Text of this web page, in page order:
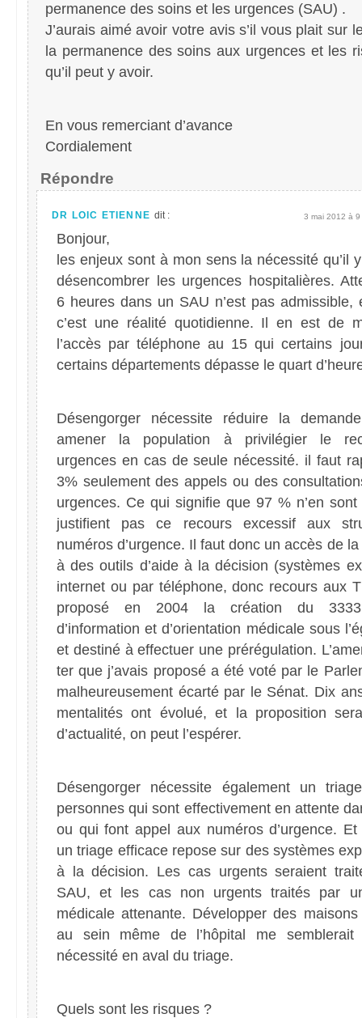
permanence des soins et les urgences (SAU) .
J’aurais aimé avoir votre avis s’il vous plait sur
la permanence des soins aux urgences et les
qu’il peut y avoir.
En vous remerciant d’avance
Cordialement
Répondre
DR LOIC ETIENNE dit : 3 mai 2012 à 9
Bonjour,
les enjeux sont à mon sens la nécessité qu’il
désencombrer les urgences hospitalières.
6 heures dans un SAU n’est pas admissible,
c’est une réalité quotidienne. Il en est de
l’accès par téléphone au 15 qui certains
certains départements dépasse le quart
Désengorger nécessite réduire la
amener la population à privilégier le
urgences en cas de seule nécessité. il faut
3% seulement des appels ou des
urgences. Ce qui signifie que 97 % n’en
justifient pas ce recours excessif aux
numéros d’urgence. Il faut donc un accès de
à des outils d’aide à la décision (systèmes
internet ou par téléphone, donc recours aux
proposé en 2004 la création du
d’information et d’orientation médicale sous
et destiné à effectuer une prérégulation.
ter que j’avais proposé a été voté par le
malheureusement écarté par le Sénat. Dix
mentalités ont évolué, et la proposition
d’actualité, on peut l’espérer.
Désengorger nécessite également un
personnes qui sont effectivement en attente
ou qui font appel aux numéros d’urgence.
un triage efficace repose sur des systèmes
à la décision. Les cas urgents seraient
SAU, et les cas non urgents traités par
médicale attenante. Développer des
au sein même de l’hôpital me semblerait
nécessité en aval du triage.
Quels sont les risques ?